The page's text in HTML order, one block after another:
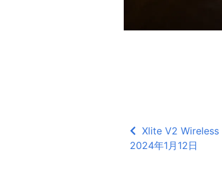
Xlite V2 Wireless
2024年1月12日